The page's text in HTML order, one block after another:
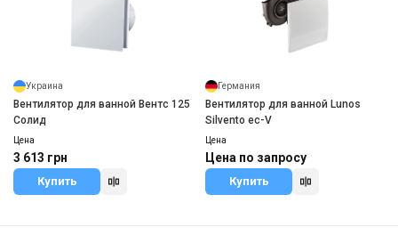
Украина
Вентилятор для ванной Вентс 125
Солид
Цена
3 613 грн
Купить
Германия
Вентилятор для ванной Lunos
Silvento ec-V
Цена
Цена по запросу
Купить